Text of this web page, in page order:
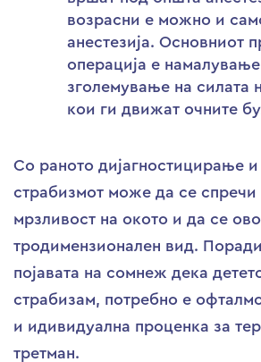
возрасни е можно и
анестезија. Основниот
операција е
зголемување на силата
кои ги движат очните
Со раното дијагностицирање
страбизмот може да се спречи
мрзливост на окото и да се
тродимензионален вид.
појавата на сомнеж дека
страбизам, потребно е
и идивидуална проценка за
третман.